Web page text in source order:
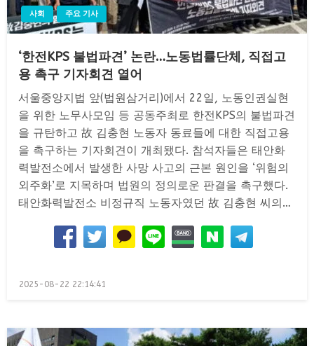
사회 주요 기사
‘한전KPS 불법파견’ 논란…노동법률단체, 직접고
용 촉구 기자회견 열어
서울중앙지법 앞(법원삼거리)에서 22일, 노동인권실현
을 위한 노무사모임 등 공동주최로 한전KPS의 불법파견
을 규탄하고 故 김충현 노동자 동료들에 대한 직접고용
을 촉구하는 기자회견이 개최됐다. 참석자들은 태안화
력발전소에서 발생한 사망 사고의 근본 원인을 ‘위험의
외주화’로 지목하며 법원의 정의로운 판결을 촉구했다.
태안화력발전소 비정규직 노동자였던 故 김충현 씨의…
Posted
2025-08-22 22:14:41